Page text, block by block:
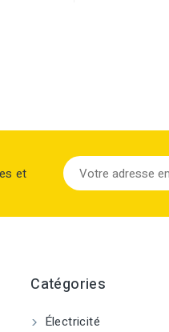
et
Catégories
Électricité